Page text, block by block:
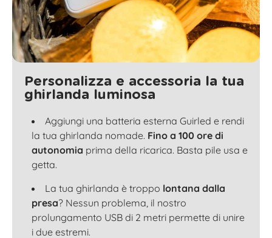
Personalizza e accessoria la tua
ghirlanda luminosa
Aggiungi una batteria esterna Guirled e rendi
la tua ghirlanda nomade. Fino a 100 ore di
autonomia prima della ricarica. Basta pile usa e
getta.
La tua ghirlanda è troppo lontana dalla
presa? Nessun problema, il nostro
prolungamento USB di 2 metri permette di unire
i due estremi.